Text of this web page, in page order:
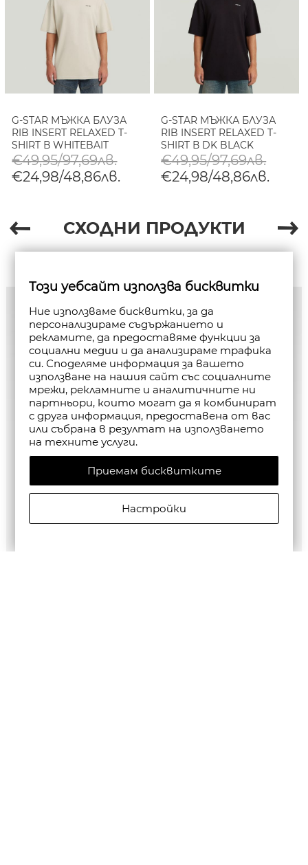
G-STAR МЪЖКА БЛУЗА
RIB INSERT RELAXED T-
SHIRT В WHITEBAIT
€49,95/97,69лв.
€24,98/48,86лв.
G-STAR МЪЖКА БЛУЗА
RIB INSERT RELAXED T-
SHIRT В DK BLACK
€49,95/97,69лв.
€24,98/48,86лв.
СХОДНИ ПРОДУКТИ
Този уебсайт използва бисквитки
Ние използваме бисквитки, за да
персонализираме съдържанието и
рекламите, да предоставяме функции за
социални медии и да анализираме трафика
си. Споделяме информация за вашето
използване на нашия сайт със социалните
мрежи, рекламните и аналитичните ни
партньори, които могат да я комбинират
с друга информация, предоставена от вас
или събрана в резултат на използването
на техните услуги.
Приемам бисквитките
Настройки